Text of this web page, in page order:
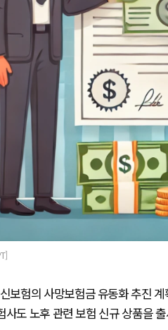
보험의 사망보험금 유동화 추진
도 노후 관련 보험 신규 상품을